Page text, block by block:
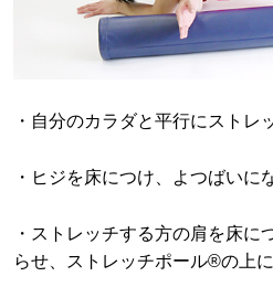
・自分のカラダと平行にストレ
・ヒジを床につけ、よつばいに
・ストレッチする方の肩を床に
らせ、ストレッチポール®の上に